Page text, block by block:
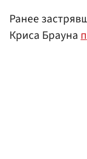
Ранее
Криса Брауна